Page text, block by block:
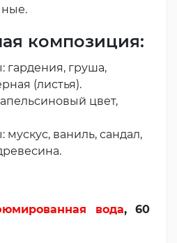
композиция:
гардения, груша,
(листья).
цвет,
мускус, ваниль, сандал,
вода, 60